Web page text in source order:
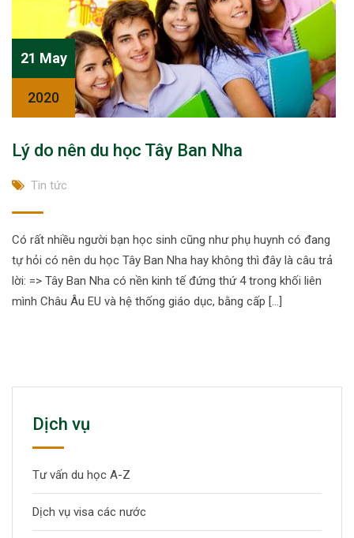
21 May
2020
Lý do nên du học Tây Ban Nha
Tin tức
Có rất nhiều người bạn học sinh cũng như phụ huynh có đang
tự hỏi có nên du học Tây Ban Nha hay không thì đây là câu trả
lời: => Tây Ban Nha có nền kinh tế đứng thứ 4 trong khối liên
mình Châu Âu EU và hệ thống giáo dục, bằng cấp […]
Dịch vụ
Tư vấn du học A-Z
Dịch vụ visa các nước